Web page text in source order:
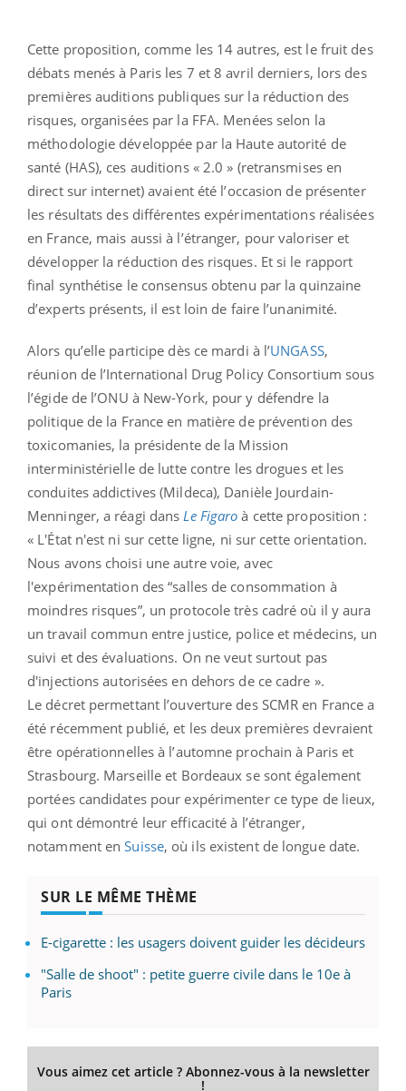
Cette proposition, comme les 14 autres, est le fruit des
débats menés à Paris les 7 et 8 avril derniers, lors des
premières auditions publiques sur la réduction des
risques, organisées par la FFA. Menées selon la
méthodologie développée par la Haute autorité de
santé (HAS), ces auditions « 2.0 » (retransmises en
direct sur internet) avaient été l’occasion de présenter
les résultats des différentes expérimentations réalisées
en France, mais aussi à l’étranger, pour valoriser et
développer la réduction des risques. Et si le rapport
final synthétise le consensus obtenu par la quinzaine
d’experts présents, il est loin de faire l’unanimité.
Alors qu’elle participe dès ce mardi à l’UNGASS,
réunion de l’International Drug Policy Consortium sous
l’égide de l’ONU à New-York, pour y défendre la
politique de la France en matière de prévention des
toxicomanies, la présidente de la Mission
interministérielle de lutte contre les drogues et les
conduites addictives (Mildeca), Danièle Jourdain-
Menninger, a réagi dans Le Figaro à cette proposition :
« L'État n'est ni sur cette ligne, ni sur cette orientation.
Nous avons choisi une autre voie, avec
l'expérimentation des “salles de consommation à
moindres risques”, un protocole très cadré où il y aura
un travail commun entre justice, police et médecins, un
suivi et des évaluations. On ne veut surtout pas
d'injections autorisées en dehors de ce cadre ».
Le décret permettant l’ouverture des SCMR en France a
été récemment publié, et les deux premières devraient
être opérationnelles à l’automne prochain à Paris et
Strasbourg. Marseille et Bordeaux se sont également
portées candidates pour expérimenter ce type de lieux,
qui ont démontré leur efficacité à l’étranger,
notamment enSuisse, où ils existent de longue date.
SUR LE MÊME THÈME
E-cigarette : les usagers doivent guider les décideurs
"Salle de shoot" : petite guerre civile dans le 10e à
Paris
Vous aimez cet article ? Abonnez-vous à la newsletter
!